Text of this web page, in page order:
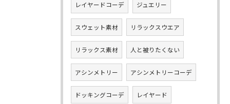
レイヤードコーデ ジュエリー
スウェット素材 リラックスウエア
リラックス素材 人と被りたくない
アシンメトリー アシンメトリーコーデ
ドッキングコーデ レイヤード